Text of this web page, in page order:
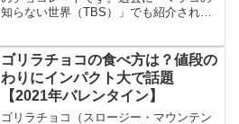
知らない世界（TBS）」でも紹介されま
調査！バレンタインに『パトリックロジ
ェ』の通販を利用したい人必見です。
ゴリラチョコの食べ方は？値段の
わりにインパクト大で話題
【2021年バレンタイン】
ゴリラチョコ（スロージー・マウンテン